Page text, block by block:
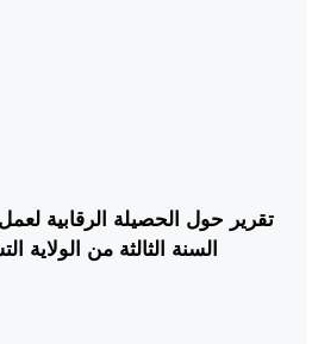
تقرير حول الحصيلة الرقابية
السنة الثالثة من الولاية